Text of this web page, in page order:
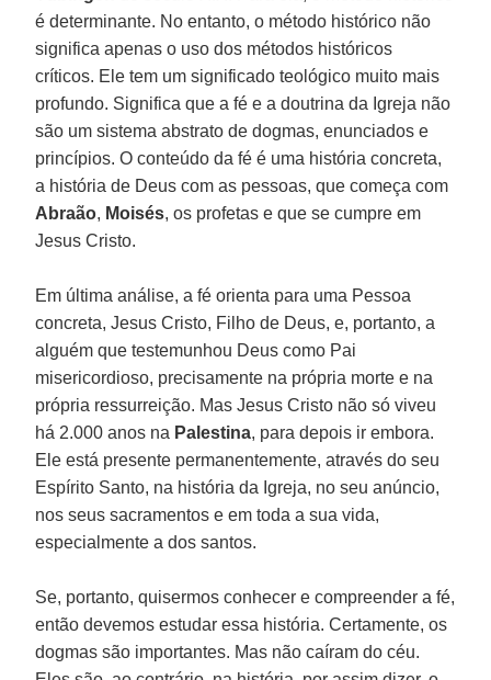
é determinante. No entanto, o método histórico não
significa apenas o uso dos métodos históricos
críticos. Ele tem um significado teológico muito mais
profundo. Significa que a fé e a doutrina da Igreja não
são um sistema abstrato de dogmas, enunciados e
princípios. O conteúdo da fé é uma história concreta,
a história de Deus com as pessoas, que começa com
Abraão, Moisés, os profetas e que se cumpre em
Jesus Cristo.
Em última análise, a fé orienta para uma Pessoa
concreta, Jesus Cristo, Filho de Deus, e, portanto, a
alguém que testemunhou Deus como Pai
misericordioso, precisamente na própria morte e na
própria ressurreição. Mas Jesus Cristo não só viveu
há 2.000 anos na Palestina, para depois ir embora.
Ele está presente permanentemente, através do seu
Espírito Santo, na história da Igreja, no seu anúncio,
nos seus sacramentos e em toda a sua vida,
especialmente a dos santos.
Se, portanto, quisermos conhecer e compreender a fé,
então devemos estudar essa história. Certamente, os
dogmas são importantes. Mas não caíram do céu.